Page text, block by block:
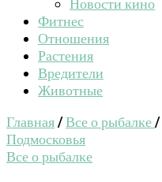
Новости кино
Фитнес
Отношения
Растения
Вредители
Животные
Главная/Все о рыбалке/
Подмосковья
Все о рыбалке